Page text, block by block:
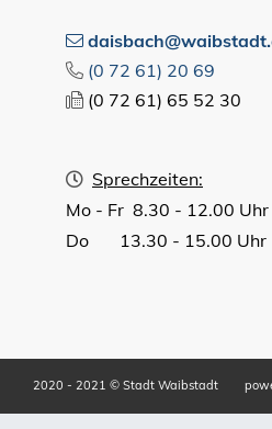
(0 72 61) 20 69
(0 72 61) 65 52 30
Sprechzeiten:
Mo - Fr 8.30 - 12.00 Uhr
Do 13.30 - 15.00 Uhr
2020 - 2021 © Stadt Waibstadt